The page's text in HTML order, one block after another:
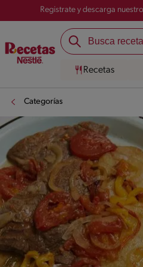
Registrate y descarga
Recetas
Categorías